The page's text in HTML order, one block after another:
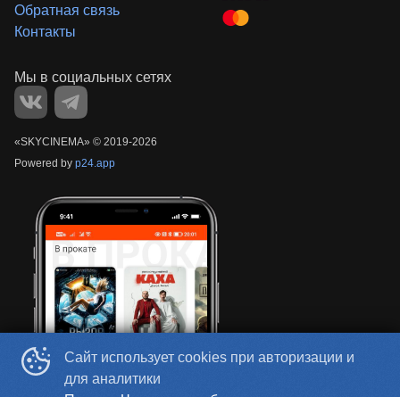
Сайт использует cookies при авторизации и
для аналитики
Обратная связь
Контакты
«‎SKYCINEMA» © 2019-2026
Powered by p24.app